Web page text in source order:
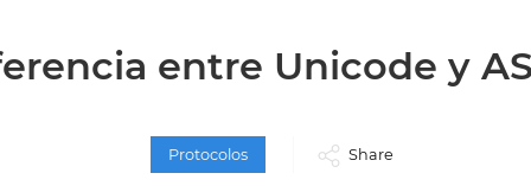
entre Unicode y
Protocolos Share